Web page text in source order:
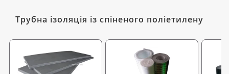
Трубна ізоляція із спіненого поліетилену